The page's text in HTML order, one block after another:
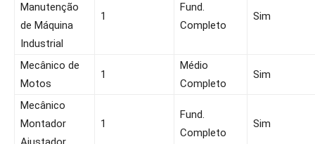
Manutenção
de Máquina
Industrial
1
Fund.
Completo
Sim
Mecânico de
Motos
1
Médio
Completo
Sim
Mecânico
Montador
1
Fund.
Completo
Sim